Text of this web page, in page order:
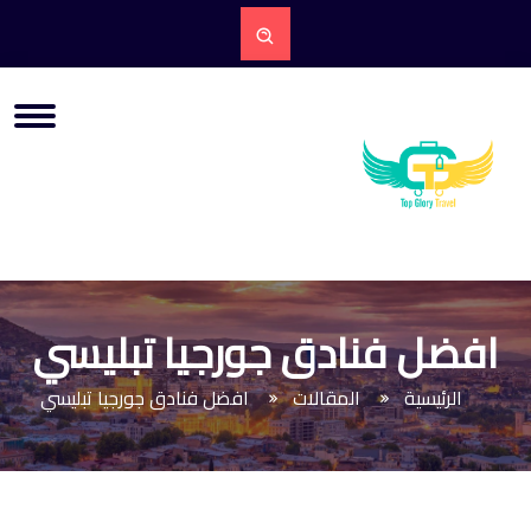
افضل فنادق جورجيا تبليسي
الرئيسية المقالات افضل فنادق جورجيا تبليسي